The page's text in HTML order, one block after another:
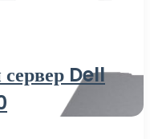
Dell